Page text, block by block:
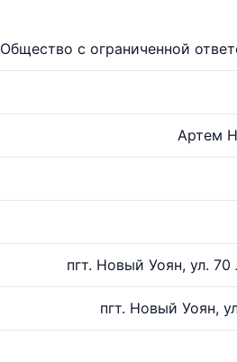
Общество с ограниченной
Артем
пгт. Новый Уоян, ул.
пгт. Новый Уоян,